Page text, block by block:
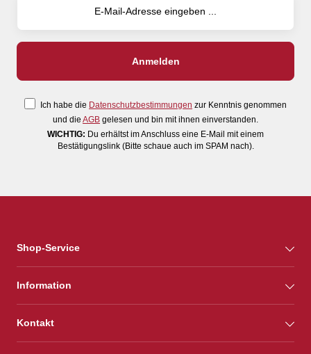
Ich habe die Datenschutzbestimmungen zur Kenntnis genommen
und die AGB gelesen und bin mit ihnen einverstanden.
WICHTIG: Du erhältst im Anschluss eine E-Mail mit einem
Bestätigungslink (Bitte schaue auch im SPAM nach).
Shop-Service
Information
Kontakt